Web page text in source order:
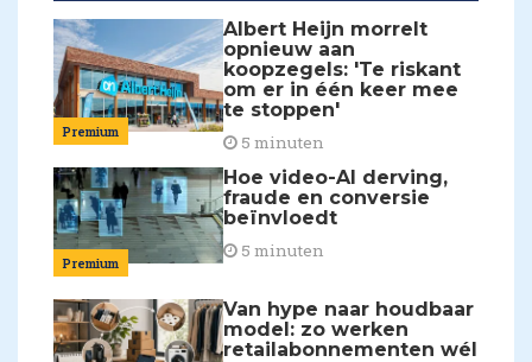
Premium
Albert Heijn morrelt
opnieuw aan
koopzegels: 'Te riskant
om er in één keer mee
te stoppen'
5 minuten
Premium
Hoe video-AI derving,
fraude en conversie
beïnvloedt
5 minuten
Van hype naar houdbaar
model: zo werken
retailabonnementen wél